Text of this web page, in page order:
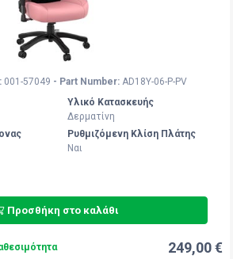
001-57049 - Part Number: AD18Y-06-P-PV
Υλικό Κατασκευής
Δερματίνη
Ρυθμιζόμενη Κλίση Πλάτης
Ναι
Προσθήκη στο καλάθι
249,00 €